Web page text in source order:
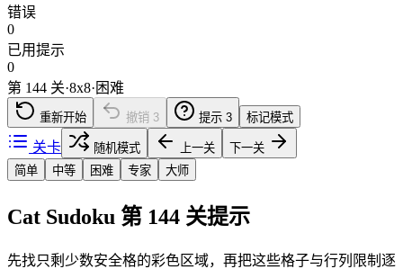
错误
0
已用提示
0
第 144 关·8x8· 困难
重新开始 撤销 3 提示 3 标记模式
关卡 随机模式 上一关
下一关
简单
中等 困难 专家 大师
Cat Sudoku 第 144 关提示
先找只剩少数安全格的彩色区域，再把这些格子与行列限制逐